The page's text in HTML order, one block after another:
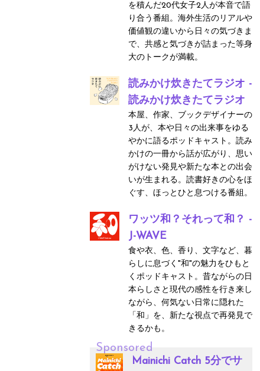
を積んだ20代女子2人が本音で語
り合う番組。海外生活のリアルや
価値観の違いから日々の気づきま
で、共感と気づきが詰まった等身
大のトークが満載。
読みかけ炊きたてラジオ -
読みかけ炊きたてラジオ
本屋、作家、ブックデザイナーの
3人が、本や日々の出来事をゆる
やかに語るポッドキャスト。読み
かけの一冊から話が広がり、思い
がけない発見や新たな本との出会
いが生まれる。読書好きの心をほ
ぐす、ほっとひと息つける番組。
ワッツ和？それって和？ -
J-WAVE
食や衣、色、香り、文字など、暮
らしに息づく"和"の魅力をひもと
くポッドキャスト。昔ながらの日
本らしさと現代の感性を行き来し
ながら、何気ない日常に隠れた
「和」を、新たな視点で再発見で
きるかも。
Sponsored
Mainichi Catch 5分でサ